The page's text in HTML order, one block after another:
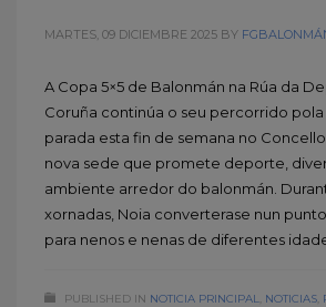
MARTES, 09 DICIEMBRE 2025 BY
A Copa 5×5 de Balonmán na Rúa da
Coruña continúa o seu percorrido
parada esta fin de semana no
nova sede que promete deporte,
ambiente arredor do balonmán.
xornadas, Noia converterase nun
para nenos e nenas de diferentes
PUBLISHED IN NOTICIA PRINCIPAL NOTICIAS